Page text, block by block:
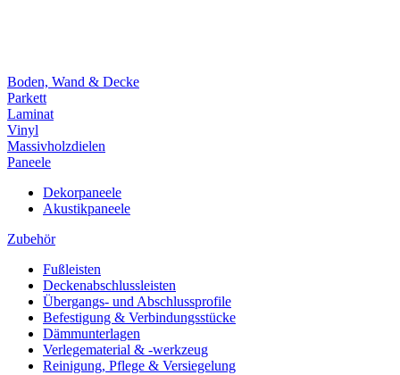
Boden, Wand & Decke
Parkett
Laminat
Vinyl
Massivholzdielen
Paneele
Dekorpaneele
Akustikpaneele
Zubehör
Fußleisten
Deckenabschlussleisten
Übergangs- und Abschlussprofile
Befestigung & Verbindungsstücke
Dämmunterlagen
Verlegematerial & -werkzeug
Reinigung, Pflege & Versiegelung